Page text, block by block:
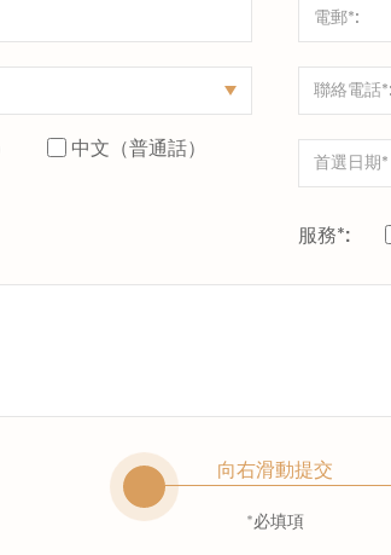
中文（普通話）
服務*:
向右滑動提交
*必填項